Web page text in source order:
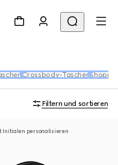
Crossbody-Taschen
Filtern und sortieren
Initialen personalisieren